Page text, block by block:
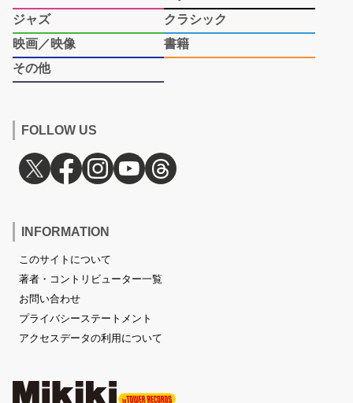
ジャズ
クラシック
映画／映像
書籍
その他
FOLLOW US
INFORMATION
このサイトについて
著者・コントリビューター一覧
お問い合わせ
プライバシーステートメント
アクセスデータの利用について